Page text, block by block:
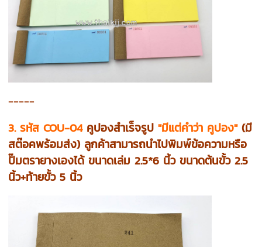
-----
3. รหัส COU-04คูปองสำเร็จรูป "มีแต่คำว่า คูปอง"(มี
สต๊อคพร้อมส่ง) ลูกค้าสามารถนำไปพิมพ์ข้อความหรือ
ปั๊มตรายางเองได้ขนาดเล่ม 2.5*6 นิ้ว ขนาดต้นขั้ว 2.5
นิ้ว+ท้ายขั้ว 5 นิ้ว